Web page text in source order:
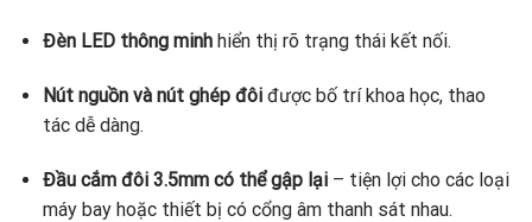
Đèn LED thông minhhiển thị rõ trạng thái kết nối.
Nút nguồn và nút ghép đôiđược bố trí khoa học, thao
tác dễ dàng.
Đầu cắm đôi 3.5mm có thể gập lại– tiện lợi cho các loại
máy bay hoặc thiết bị có cổng âm thanh sát nhau.